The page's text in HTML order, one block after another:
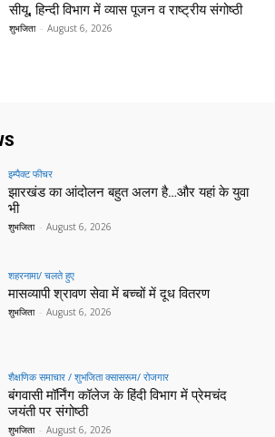
सीयू, हिन्दी विभाग में व्यास पूजन व राष्ट्रीय संगोष्ठी
शुभजिता - August 6, 2026
इम्पैक्ट फीचर
झारखंड का आंदोलन बहुत अलग है…और यहां के युवा
भी
शुभजिता - August 6, 2026
शहरनामा/ चलते हुए
मासव्यापी श्रावण सेवा में बच्चों में दूध वितरण
शुभजिता - August 6, 2026
शैक्षणिक समाचार / शुभजिता क्सासरूम/ रोजगार
बंगवासी मॉर्निंग कॉलेज के हिंदी विभाग में प्रेमचंद
जयंती पर संगोष्ठी
शुभजिता - August 6, 2026